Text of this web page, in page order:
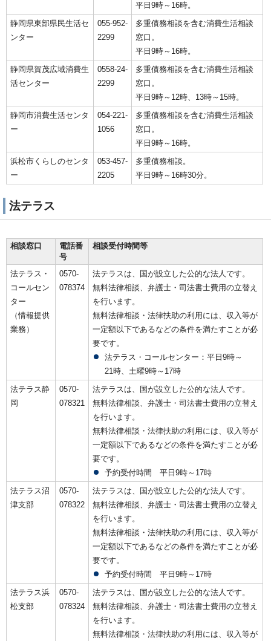
平日9時～16時。
静岡県東部県民生活セ
ンター
055-952-
2299
多重債務相談を含む消費生活相談
窓口。
平日9時～16時。
静岡県賀茂広域消費生
活センター
0558-24-
2299
多重債務相談を含む消費生活相談
窓口。
平日9時～12時、13時～15時。
静岡市消費生活センタ
ー
054-221-
1056
多重債務相談を含む消費生活相談
窓口。
平日9時～16時。
浜松市くらしのセンタ
ー
053-457-
2205
多重債務相談。
平日9時～16時30分。
法テラス
相談窓口
電話番
号
相談受付時間等
法テラス・
コールセン
ター
（情報提供
業務）
0570-
078374
法テラスは、国が設立した公的な法人です。
無料法律相談、弁護士・司法書士費用の立替え
を行います。
無料法律相談・法律扶助の利用には、収入等が
一定額以下であるなどの条件を満たすことが必
要です。
法テラス・コールセンター：平日9時～
21時、土曜9時～17時
法テラス静
岡
0570-
078321
法テラスは、国が設立した公的な法人です。
無料法律相談、弁護士・司法書士費用の立替え
を行います。
無料法律相談・法律扶助の利用には、収入等が
一定額以下であるなどの条件を満たすことが必
要です。
予約受付時間 平日9時～17時
法テラス沼
津支部
0570-
078322
法テラスは、国が設立した公的な法人です。
無料法律相談、弁護士・司法書士費用の立替え
を行います。
無料法律相談・法律扶助の利用には、収入等が
一定額以下であるなどの条件を満たすことが必
要です。
予約受付時間 平日9時～17時
法テラス浜
松支部
0570-
078324
法テラスは、国が設立した公的な法人です。
無料法律相談、弁護士・司法書士費用の立替え
を行います。
無料法律相談・法律扶助の利用には、収入等が